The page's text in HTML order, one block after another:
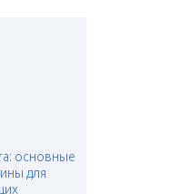
основные
для